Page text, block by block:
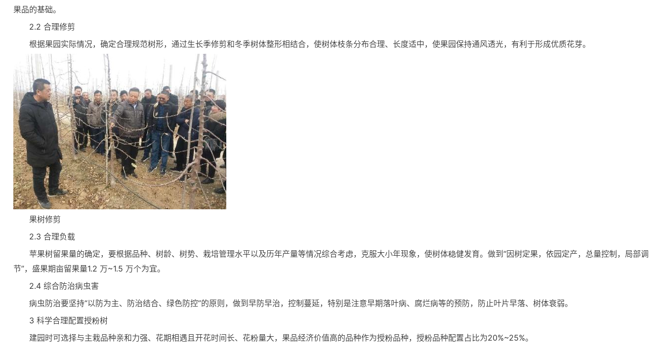
果品的基础。
2.2 合理修剪
根据果园实际情况，确定合理规范树形，通过生长季修剪和冬季树体整形相结合，使树体枝条分布合理、长度适中，使果园保持通风透光，有利于形成优质花芽。
果树修剪
2.3 合理负载
苹果树留果量的确定，要根据品种、树龄、树势、栽培管理水平以及历年产量等情况综合考虑，克服大小年现象，使树体稳健发育。做到“因树定果，依园定产，总量控制，局部调
节”，盛果期亩留果量1.2 万~1.5 万个为宜。
2.4 综合防治病虫害
病虫防治要坚持“以防为主、防治结合、绿色防控”的原则，做到早防早治，控制蔓延，特别是注意早期落叶病、腐烂病等的预防，防止叶片早落、树体衰弱。
3 科学合理配置授粉树
建园时可选择与主栽品种亲和力强、花期相遇且开花时间长、花粉量大，果品经济价值高的品种作为授粉品种，授粉品种配置占比为20%~25%。